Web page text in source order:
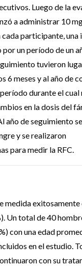
Luego de la
a administrar 10
participante, una
un período de un
tuvieron
6 meses y al año de
durante el cual
en la dosis del
año de seguimiento
y se realizaron
para medir la RFC.
exitosamente
Un total de 40
con una edad
en el estudio.
con su